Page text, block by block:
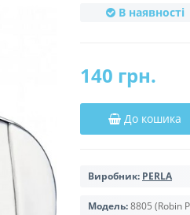
В наявності
140 грн.
До кошика
Виробник: PERLA
Модель:8805 (Robin